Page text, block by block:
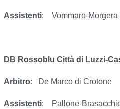
Assistenti: Vommaro-Morgera
DB Rossoblu Città di Luzzi-
Arbitro: De Marco di Crotone
Assistenti: Pallone-